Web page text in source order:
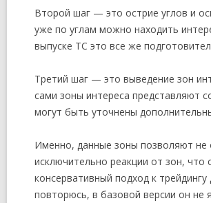
Второй шаг — это острие углов и
уже по углам можно находить
выпуске ТС это все же
Третий шаг — это выведение зон
сами зоны интереса представляют
могут быть уточнены
Именно, данные зоны позволяют не
исключительно реакции от зон,
консервативный подход к
повторюсь, в базовой версии он не